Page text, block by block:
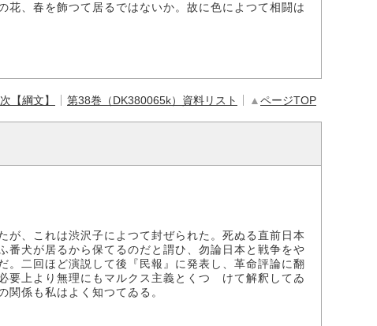
花、春を飾つて居るではないか。故に色によつて相闘は
【綱文】 第38巻（DK380065k）資料リスト ▲ページTOP
、これは渋沢子によつて封ぜられた。死ぬる直前日本
番犬が居るから保てるのだと謂ひ、勿論日本と戦争をや
二回ほど演説して後『民報』に発表し、革命評論に翻
上より無理にもマルクス主義とくつゝけて解釈してゐ
係も私はよく知つてゐる。